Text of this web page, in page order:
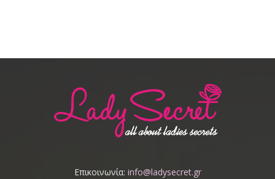
Επικοινωνία: info@ladysecret.gr